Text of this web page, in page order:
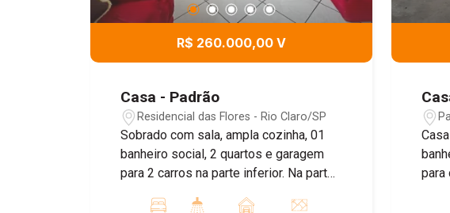
R$ 260.000,00 V
Casa - Padrão
Residencial das Flores - Rio Claro/SP
Sobrado com sala, ampla cozinha, 01
banheiro social, 2 quartos e garagem
para 2 carros na parte inferior. Na parte
para